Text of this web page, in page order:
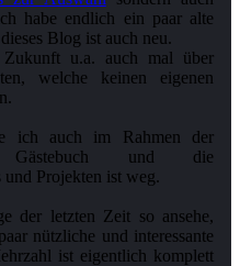
habe endlich ein paar alte
Blog ist auch neu.
u.a. auch mal über
welche keinen eigenen
ich auch im Rahmen der
Gästebuch und die
Projekten ist weg.
der letzten Zeit so ansehe,
nützliche und interessante
ist eigentlich komplett